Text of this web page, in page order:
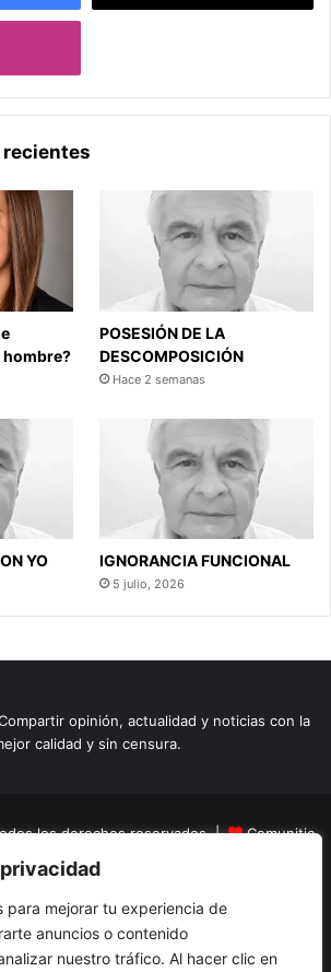
para mejorar tu experiencia de
anuncios o contenido
nuestro tráfico. Al hacer clic en
hombre?
POSESIÓN DE LA
DESCOMPOSICIÓN
Hace 2 semanas
YO IGNORANCIA FUNCIONAL
5 julio, 2026
opinión, actualidad y noticias con la
calidad y sin censura.
los derechos reservados |
Comunitic
SAS BICNit 901228106
Variedades Opinion Turismo
Caricaturas Reportajes